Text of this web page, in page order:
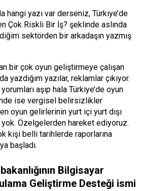
hangi yazı var derseniz, Türkiye’de
Çok Riskli Bir İş? şeklinde aslında
sektörden bir arkadaşın yazmış
bir çok oyun geliştirmeye çalışan
yazdığım yazılar, reklamlar çıkıyor.
aşıp hala Türkiye’de oyun
ise vergisel belirsizlikler
oyun gelirlerinin yurt içi yurt dışı
yok. Özelgelerden hareket ediyoruz.
kişi belli tarihlerde raporlarına
başladı.
Bilgisayar
Geliştirme Desteği ismi